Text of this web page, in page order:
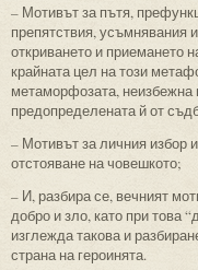
– Мотивът за пътя,
препятствия, усъмнявания
откриването и приемането
крайната цел на този
метаморфозата,
предопределената й от
– Мотивът за личния избор
отстояване на човешкото;
– И, разбира се, вечният
добро и зло, като при това
изглежда такова и
страна на героинята.